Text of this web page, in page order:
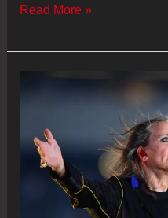
Muere
Iniesta,
Extremoduro
figura
Read More »